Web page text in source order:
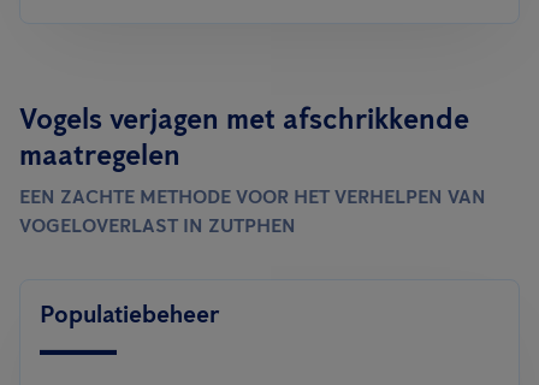
Vogels verjagen met afschrikkende
maatregelen
EEN ZACHTE METHODE VOOR HET VERHELPEN VAN
VOGELOVERLAST IN ZUTPHEN
Populatiebeheer